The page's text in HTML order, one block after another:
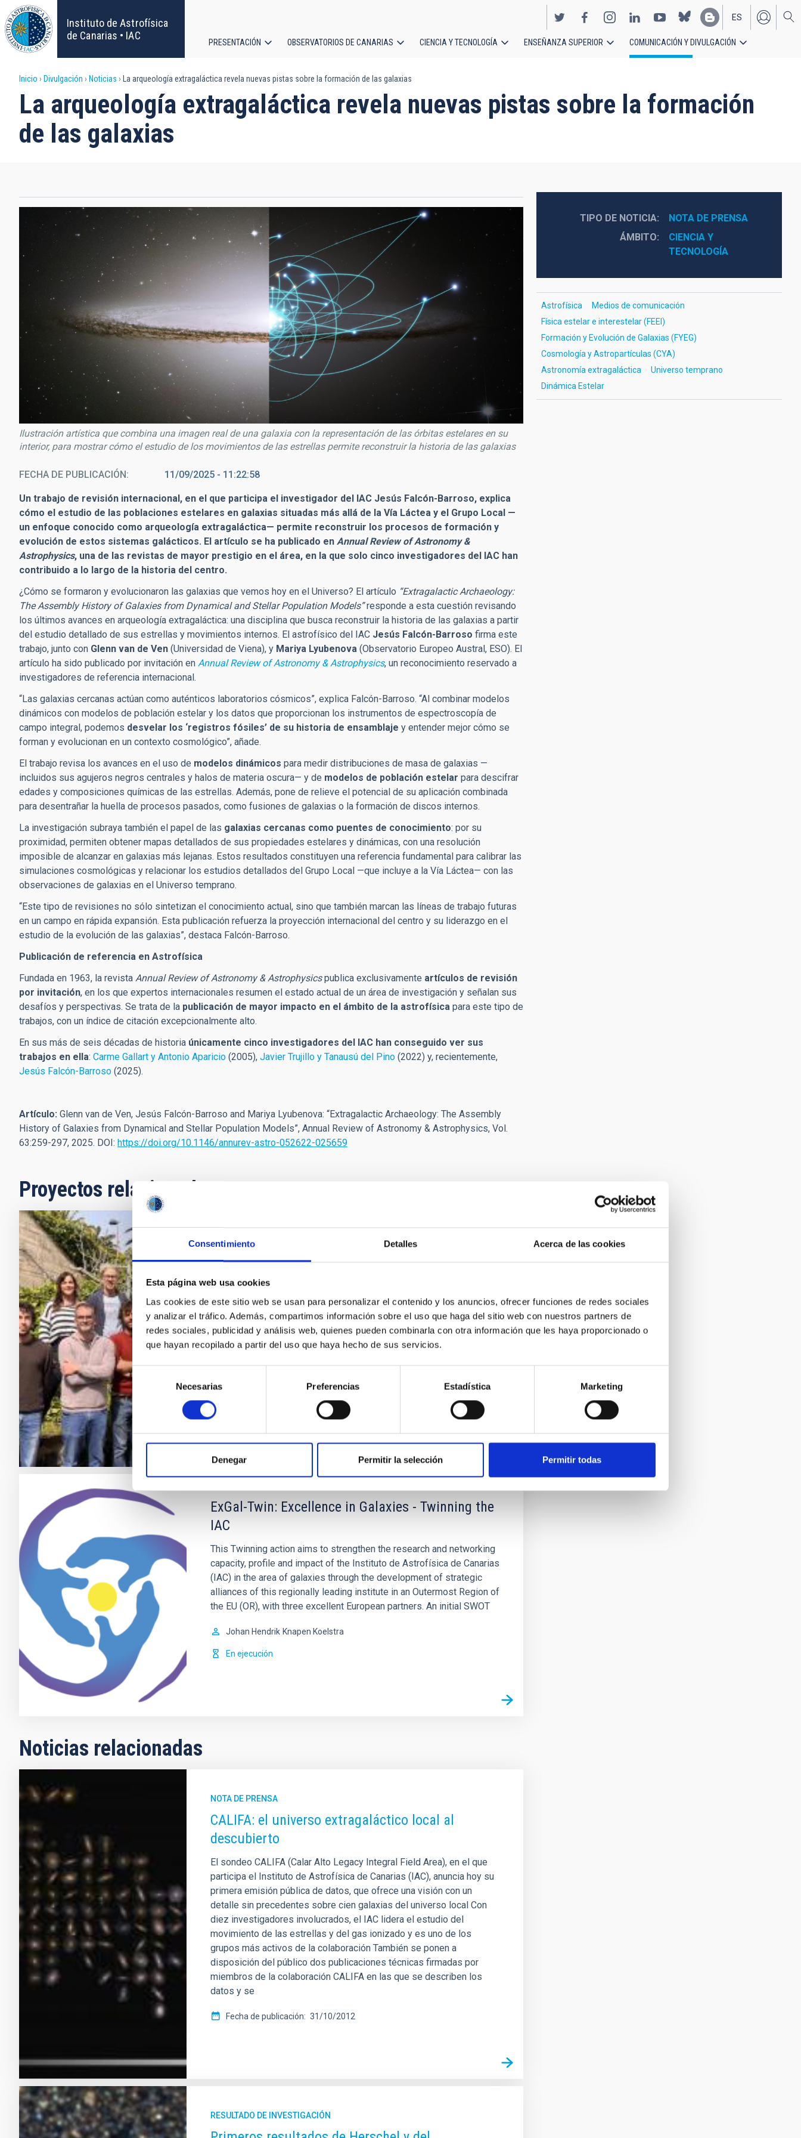
Consentimiento Detalles Acerca de las cookies
Esta página web usa cookies
Las cookies de este sitio web se usan para personalizar el contenido y los anuncios, ofrecer funciones de redes sociales
y analizar el tráfico. Además, compartimos información sobre el uso que haga del sitio web con nuestros partners de
redes sociales, publicidad y análisis web, quienes pueden combinarla con otra información que les haya proporcionado o
que hayan recopilado a partir del uso que haya hecho de sus servicios.
Selección
de
consentimiento
Necesarias Preferencias Estadística Marketing
Denegar Permitir la selección Permitir todas
Pasar
al
contenido
principal
Instituto de Astrofísica
de Canarias • IAC
EN
ES
principal
PRESENTACIÓN OBSERVATORIOS DE CANARIAS CIENCIA Y TECNOLOGÍA ENSEÑANZA SUPERIOR COMUNICACIÓN Y DIVULGACIÓN
Sobrescribir
enlaces
de
a
la
navegación
Inicio Divulgación Noticias La arqueología extragaláctica revela nuevas pistas sobre la formación de las galaxias
La arqueología extragaláctica revela nuevas pistas sobre la formación
de las galaxias
Ilustración artística que combina una imagen real de una galaxia con la representación de las órbitas estelares en su
interior, para mostrar cómo el estudio de los movimientos de las estrellas permite reconstruir la historia de las galaxias
FECHA DE PUBLICACIÓN 11/09/2025 - 11:22:58
Un trabajo de revisión internacional, en el que participa el investigador del IAC Jesús Falcón-Barroso, explica
cómo el estudio de las poblaciones estelares en galaxias situadas más allá de la Vía Láctea y el Grupo Local —
un enfoque conocido como arqueología extragaláctica— permite reconstruir los procesos de formación y
evolución de estos sistemas galácticos. El artículo se ha publicado en Annual Review of Astronomy &
Astrophysics, una de las revistas de mayor prestigio en el área, en la que solo cinco investigadores del IAC han
contribuido a lo largo de la historia del centro.
¿Cómo se formaron y evolucionaron las galaxias que vemos hoy en el Universo? El artículo “Extragalactic Archaeology:
The Assembly History of Galaxies from Dynamical and Stellar Population Models”responde a esta cuestión revisando
los últimos avances en arqueología extragaláctica: una disciplina que busca reconstruir la historia de las galaxias a partir
del estudio detallado de sus estrellas y movimientos internos. El astrofísico del IAC Jesús Falcón-Barroso firma este
trabajo, junto con Glenn van de Ven (Universidad de Viena), y Mariya Lyubenova (Observatorio Europeo Austral, ESO). El
artículo ha sido publicado por invitación en Annual Review of Astronomy & Astrophysics, un reconocimiento reservado a
investigadores de referencia internacional.
“Las galaxias cercanas actúan como auténticos laboratorios cósmicos”, explica Falcón-Barroso. “Al combinar modelos
dinámicos con modelos de población estelar y los datos que proporcionan los instrumentos de espectroscopía de
campo integral, podemos desvelar los ‘registros fósiles’ de su historia de ensamblaje y entender mejor cómo se
forman y evolucionan en un contexto cosmológico”, añade.
El trabajo revisa los avances en el uso de modelos dinámicos para medir distribuciones de masa de galaxias —
incluidos sus agujeros negros centrales y halos de materia oscura— y de modelos de población estelar para descifrar
edades y composiciones químicas de las estrellas. Además, pone de relieve el potencial de su aplicación combinada
para desentrañar la huella de procesos pasados, como fusiones de galaxias o la formación de discos internos.
La investigación subraya también el papel de las galaxias cercanas como puentes de conocimiento: por su
proximidad, permiten obtener mapas detallados de sus propiedades estelares y dinámicas, con una resolución
imposible de alcanzar en galaxias más lejanas. Estos resultados constituyen una referencia fundamental para calibrar las
simulaciones cosmológicas y relacionar los estudios detallados del Grupo Local —que incluye a la Vía Láctea— con las
observaciones de galaxias en el Universo temprano.
“Este tipo de revisiones no sólo sintetizan el conocimiento actual, sino que también marcan las líneas de trabajo futuras
en un campo en rápida expansión. Esta publicación refuerza la proyección internacional del centro y su liderazgo en el
estudio de la evolución de las galaxias”, destaca Falcón-Barroso.
Publicación de referencia en Astrofísica
Fundada en 1963, la revista Annual Review of Astronomy & Astrophysicspublica exclusivamente artículos de revisión
por invitación, en los que expertos internacionales resumen el estado actual de un área de investigación y señalan sus
desafíos y perspectivas. Se trata de la publicación de mayor impacto en el ámbito de la astrofísica para este tipo de
trabajos, con un índice de citación excepcionalmente alto.
En sus más de seis décadas de historia únicamente cinco investigadores del IAC han conseguido ver sus
trabajos en ella: Carme Gallart y Antonio Aparicio (2005), Javier Trujillo y Tanausú del Pino (2022) y, recientemente,
Jesús Falcón-Barroso (2025).
Artículo: Glenn van de Ven, Jesús Falcón-Barroso and Mariya Lyubenova: “Extragalactic Archaeology: The Assembly
History of Galaxies from Dynamical and Stellar Population Models”, Annual Review of Astronomy & Astrophysics, Vol.
63:259-297, 2025. DOI: https://doi.org/10.1146/annurev-astro-052622-025659
Proyectos relacionados
Huellas de la Formación de las Galaxias:
Poblaciones estelares, Dinámica y Morfología
Bienvenida a la página web del g rupo de investigación Traces of
Galaxy Formation. Somos un grupo de investigación amplio, diverso y
muy activo cuyo objetivo principal es entender la formación de
galaxias en el Universo de una manera lo más completa posible. Con
el estudio detellado de las poblaciones estelares como bandera,
ExGal-Twin: Excellence in Galaxies - Twinning the
IAC
This Twinning action aims to strengthen the research and networking
capacity, profile and impact of the Instituto de Astrofísica de Canarias
(IAC) in the area of galaxies through the development of strategic
alliances of this regionally leading institute in an Outermost Region of
the EU (OR), with three excellent European partners. An initial SWOT
Johan Hendrik Knapen Koelstra
En ejecución
Noticias relacionadas
NOTA DE PRENSA
CALIFA: el universo extragaláctico local al
descubierto
El sondeo CALIFA (Calar Alto Legacy Integral Field Area), en el que
participa el Instituto de Astrofísica de Canarias (IAC), anuncia hoy su
primera emisión pública de datos, que ofrece una visión con un
detalle sin precedentes sobre cien galaxias del universo local Con
diez investigadores involucrados, el IAC lidera el estudio del
movimiento de las estrellas y del gas ionizado y es uno de los
grupos más activos de la colaboración También se ponen a
disposición del público dos publicaciones técnicas firmadas por
miembros de la colaboración CALIFA en las que se describen los
datos y se
Fecha de publicación 31/10/2012
RESULTADO DE INVESTIGACIÓN
TIPO DE NOTICIA
NOTA DE PRENSA
ÁMBITO
CIENCIA Y
TECNOLOGÍA
Astrofísica
Medios de comunicación
Física estelar e interestelar (FEEI)
Formación y Evolución de Galaxias (FYEG)
Cosmología y Astropartículas (CYA)
Astronomía extragaláctica
Universo temprano
Dinámica Estelar